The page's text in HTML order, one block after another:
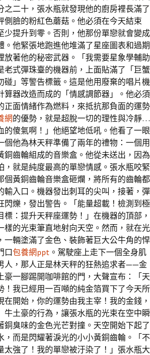
之二十，張水瓶就發現他的廚房裡長滿了
側臉的粉紅色蘑菇。他必須在今天結束
少提升到零。否則，他那份單戀就會變成
。他緊張地跑進他堆滿了星座圖表和過期
放著他的秘密武器。「我需要星象學輔助
老式彈珠臺的機器前，上面貼滿了「巨蟹
碰」等警告標籤。這是他用廢棄的唱片機
算器改造而成的「情感調節器」。他必須
正面情緒作為燃料，來抵抗那負面的運勢
網的優勢，就是超脫一切的理性與冷靜…
的傻氣啊！」他絕望地低吼。他看了一眼
個他為林天秤準備了兩年的禮物：一個用
銅齒輪組成的音樂盒。他從未送出，因為
，就是純度最高的單戀情感。張水瓶咬緊
個黃銅齒輪音樂盒砸爛，將所有的齒輪都
輸入口。機器發出刺耳的尖叫，接著，彈
閃爍，發出警告。「能量超載！檢測到極
：提升天秤座運勢！」在機器的頂部，
樣的光束筆直地射向天空。然而，就在光
一輛塗滿了金色、裝飾著巨大公牛角的悍
口包養網ppt 。駕駛座上走下一個全身肌
人，那人正是林天秤的狂熱追求者——金
豪一腳踢開咖啡館的門，大聲宣布：「天
！我已經用一百噸的純金箔買下了今天所
在開始，你的運勢由我主宰！我的金錢，
牛土豪的行為，讓張水瓶的光束在空中瞬
銅臭味的金色光芒對撞。天空開始下起了
，而是閃耀著淚光的小小黃銅齒輪。「不
太強了！我的單戀被汙染了！」張水瓶大